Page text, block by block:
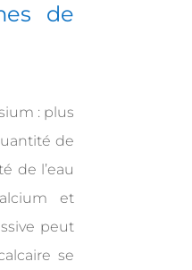
de
: plus
de
de l’eau
et
peut
se